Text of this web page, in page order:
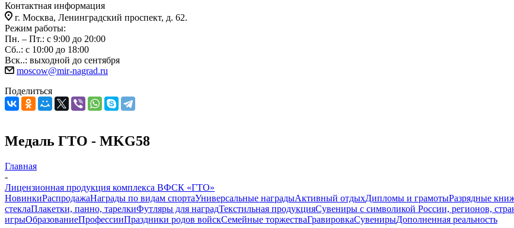
Контактная информация
г. Москва, Ленинградский проспект, д. 62.
Режим работы:
Пн. – Пт.: с 9:00 до 20:00
Сб..: с 10:00 до 18:00
Вск..: выходной до сентября
moscow@mir-nagrad.ru
Поделиться
Медаль ГТО - MKG58
Главная
-
Лицензионная продукция комплекса ВФСК «ГТО»
НовинкиРаспродажаНаграды по видам спортаУниверсальные наградыАктивный отдыхДипломы и грамотыРазрядные
стеклаПлакетки, панно, тарелкиФутляры для наградТекстильная продукцияСувениры с символикой России, регионов,
игрыОбразованиеПрофессииПраздники родов войскСемейные торжестваГравировкаСувенирыДополненная реальность